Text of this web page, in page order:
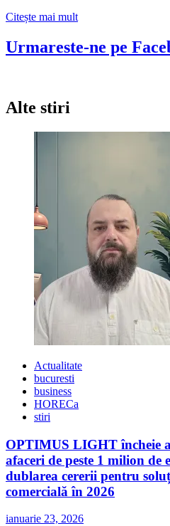
Citește mai multCitește
despre
Garden
Urmareste-ne pe
Alte stiri
Actualitate
bucuresti
business
HORECa
stiri
OPTIMUS LIGHT încheie
afaceri de peste 1 milion de
dublarea cererii pentru
comercială în 2026
ianuarie 23, 2026